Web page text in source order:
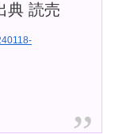
典 読売